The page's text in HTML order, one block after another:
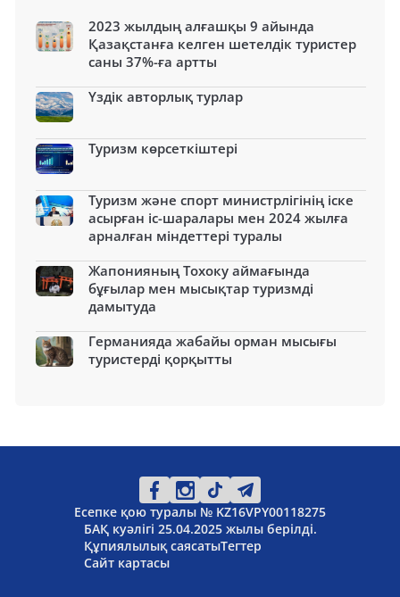
2023 жылдың алғашқы 9 айында
Қазақстанға келген шетелдік туристер
саны 37%-ға артты
Үздік авторлық турлар
Туризм көрсеткіштері
Туризм және спорт министрлігінің іске
асырған іс-шаралары мен 2024 жылға
арналған міндеттері туралы
Жапонияның Тохоку аймағында
бұғылар мен мысықтар туризмді
дамытуда
Германияда жабайы орман мысығы
туристерді қорқытты
Есепке қою туралы № KZ16VPY00118275
БАҚ куәлігі 25.04.2025 жылы берілді.
Құпиялылық саясатыТегтер
Сайт картасы